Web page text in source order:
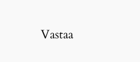
Vastaa